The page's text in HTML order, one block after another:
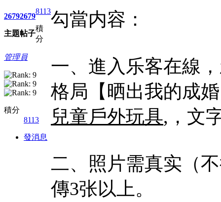
2679
主題
2679
帖子
8113
積
分
管理員
積分
8113
發消息
勾當内容：
一、進入乐客在線
格局【晒出我的成
兒童戶外玩具,，文
二、照片需真实（
傳3张以上。